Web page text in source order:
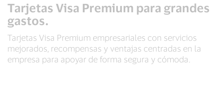
Tarjetas Visa Premium para grandes
gastos.
Tarjetas Visa Premium empresariales con servicios
mejorados, recompensas y ventajas centradas en la
empresa para apoyar de forma segura y cómoda.